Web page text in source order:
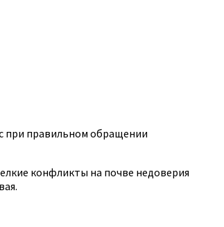
при правильном обращении
конфликты на почве недоверия